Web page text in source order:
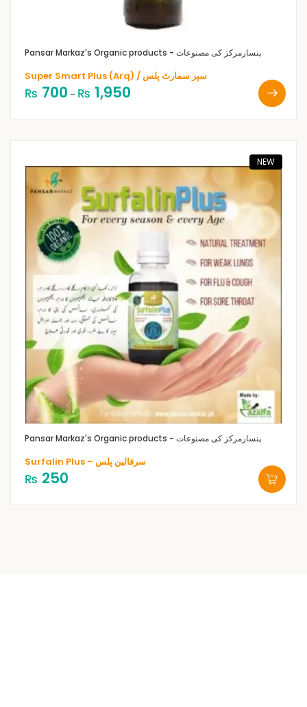
Pansar Markaz's Organic products - پنسارمرکز کی مصنوعات
Super Smart Plus (Arq) / سپر سمارٹ پلس
₨ 700 – ₨ 1,950
NEW
Pansar Markaz's Organic products - پنسارمرکز کی مصنوعات
Surfalin Plus – سرفالین پلس
₨ 250